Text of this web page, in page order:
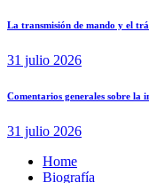
La transmisión de mando y el
31 julio 2026
Comentarios generales sobre la
31 julio 2026
Home
Biografía